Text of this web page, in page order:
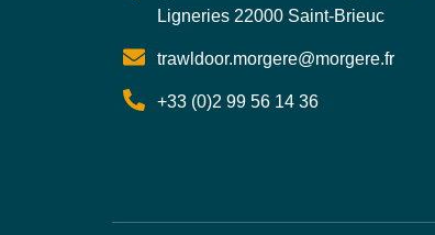
Ligneries 22000 Saint-Brieuc
trawldoor.morgere@morgere.fr
+33 (0)2 99 56 14 36